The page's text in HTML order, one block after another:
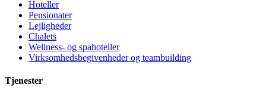
Hoteller
Pensionater
Lejligheder
Chalets
Wellness- og spahoteller
Virksomhedsbegivenheder og teambuilding
Tjenester